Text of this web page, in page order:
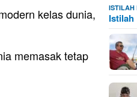
kelas dunia,
memasak tetap
ISTILAH
Istilah